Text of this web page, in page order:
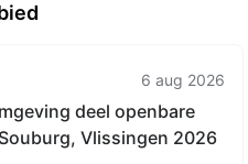
6 aug 2026
deel openbare
Vlissingen 2026